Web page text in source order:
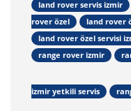
land rover servis izmir
rover özel
land rover
land rover özel servisi
range rover izmir
izmir yetkili servis